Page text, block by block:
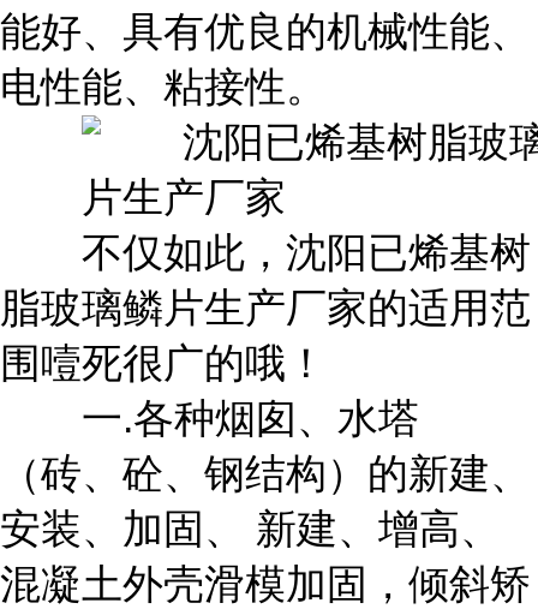
能好、具有优良的机械性能、
电性能、粘接性。
不仅如此，沈阳已烯基树
脂玻璃鳞片生产厂家的适用范
围噎死很广的哦！
一.各种烟囱、水塔
（砖、砼、钢结构）的新建、
安装、加固、 新建、增高、
混凝土外壳滑模加固，倾斜矫